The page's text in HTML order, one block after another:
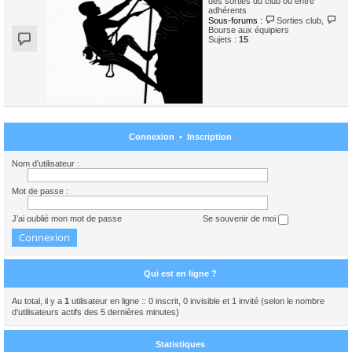
adhérents
Sous-forums :
Sorties club
Bourse aux équipiers
Sujets : 15
Connexion • Inscription
Nom d’utilisateur :
Mot de passe :
J’ai oublié mon mot de passe Se souvenir de moi
Qui est en ligne ?
Au total, il y a 1 utilisateur en ligne :: 0 inscrit, 0 invisible et 1 invité (selon le nombre
d’utilisateurs actifs des 5 dernières minutes)
Statistiques